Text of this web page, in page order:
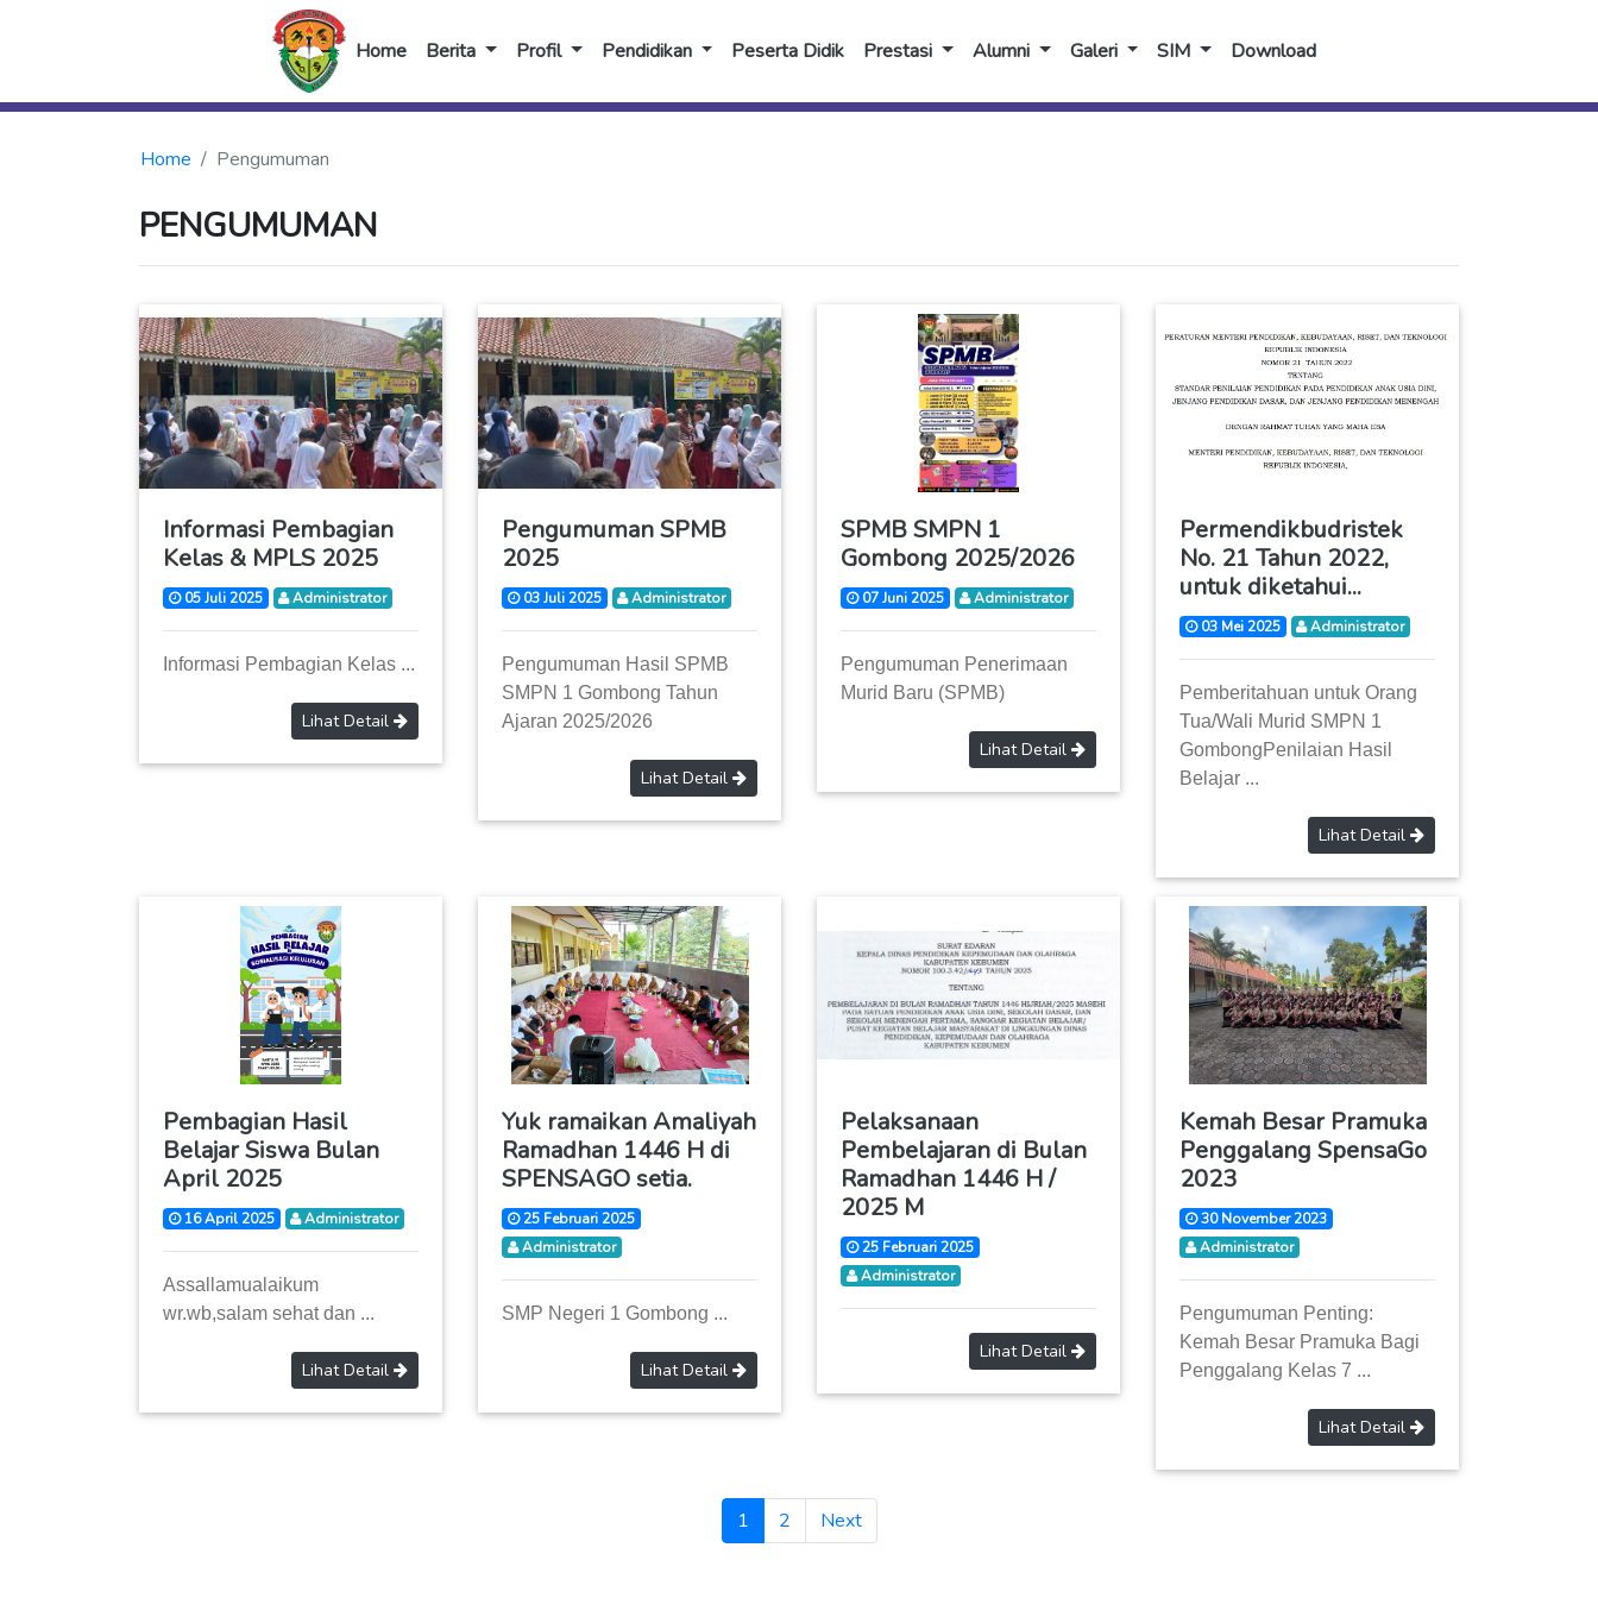
Home Berita Profil Pendidikan Peserta Didik Prestasi Alumni Galeri SIM Download
Home Pengumuman
PENGUMUMAN
Informasi Pembagian
Kelas & MPLS 2025
05 Juli 2025 Administrator
Informasi Pembagian Kelas ...
Lihat Detail
Pengumuman SPMB
2025
03 Juli 2025 Administrator
Pengumuman Hasil SPMB
SMPN 1 Gombong Tahun
Ajaran 2025/2026
Lihat Detail
SPMB SMPN 1
Gombong 2025/2026
07 Juni 2025 Administrator
Pengumuman Penerimaan
Murid Baru (SPMB)
Lihat Detail
Permendikbudristek
No. 21 Tahun 2022,
untuk diketahui...
03 Mei 2025 Administrator
Pemberitahuan untuk Orang
Tua/Wali Murid SMPN 1
GombongPenilaian Hasil
Belajar ...
Lihat Detail
Pembagian Hasil
Belajar Siswa Bulan
April 2025
16 April 2025 Administrator
Assallamualaikum
wr.wb,salam sehat dan ...
Lihat Detail
Yuk ramaikan Amaliyah
Ramadhan 1446 H di
SPENSAGO setia.
25 Februari 2025
Administrator
SMP Negeri 1 Gombong ...
Lihat Detail
Pelaksanaan
Pembelajaran di Bulan
Ramadhan 1446 H /
2025 M
25 Februari 2025
Administrator
Lihat Detail
Kemah Besar Pramuka
Penggalang SpensaGo
2023
30 November 2023
Administrator
Pengumuman Penting:
Kemah Besar Pramuka Bagi
Penggalang Kelas 7 ...
Lihat Detail
1(current)
2 Next